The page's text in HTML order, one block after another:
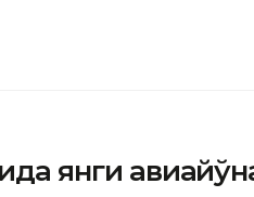
янги